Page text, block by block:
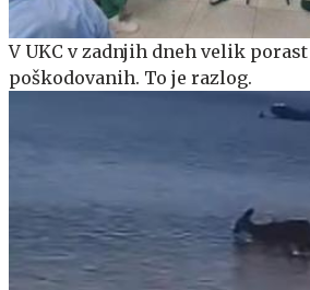
V UKC v zadnjih dneh velik
poškodovanih. To je razlog.